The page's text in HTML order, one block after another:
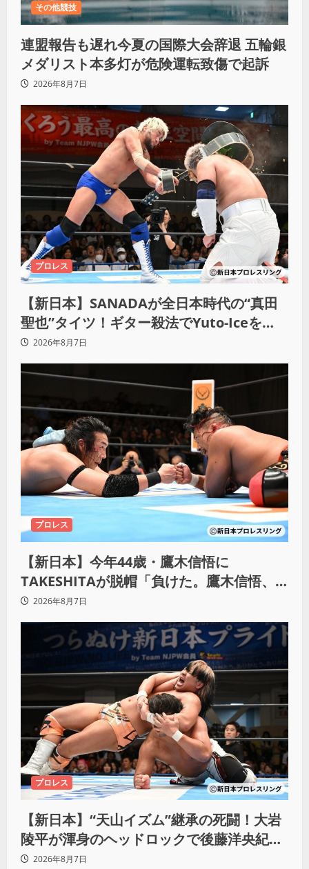
その他競技
連盟報告も遅れ今夏の国際大会辞退 五輪銀
メダリスト本多灯が危険運転致傷で起訴
2026年8月7日
プロレス
【新日本】SANADAが全日本時代の“真田
聖也”タイツ！ギター殺法でYuto-Iceを
KO「俺と闘う時は考えろ。感じるな」
2026年8月7日
プロレス
【新日本】今年44歳・鷹木信悟に
TAKESHITAが脱帽「負けた。鷹木信悟、
強いわ！」
2026年8月7日
プロレス
【新日本】“天山イズム”継承の死闘！大岩
陵平が渾身のヘッドロックで後藤洋央紀か
らタップ奪取 執念の「リベンジ＆4勝目」
2026年8月7日